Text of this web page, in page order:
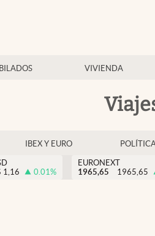
VIVIENDA
IBEX Y EURO
1,16 0.01%
EURONEXT
1965,65
1965,65